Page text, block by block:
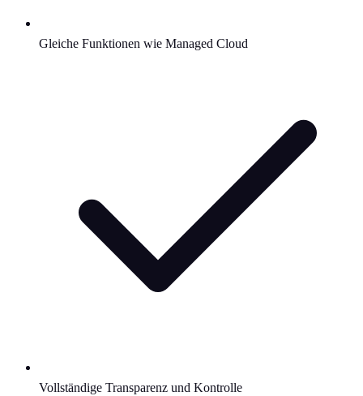
Gleiche Funktionen wie Managed Cloud
Vollständige Transparenz und Kontrolle